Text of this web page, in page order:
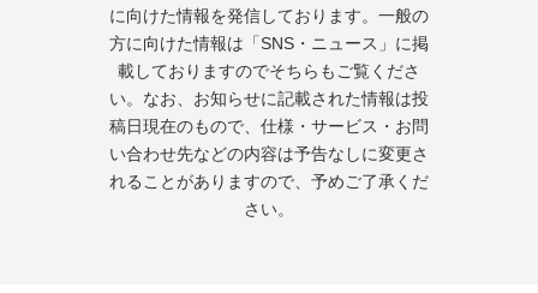
に向けた情報を発信しております。一般の
方に向けた情報は「SNS・ニュース」に掲
載しておりますのでそちらもご覧くださ
い。なお、お知らせに記載された情報は投
稿日現在のもので、仕様・サービス・お問
い合わせ先などの内容は予告なしに変更さ
れることがありますので、予めご了承くだ
さい。